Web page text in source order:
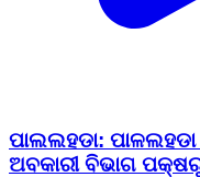
ପାଲଲହଡା:
ଅବକାରୀ ବିଭାଗ